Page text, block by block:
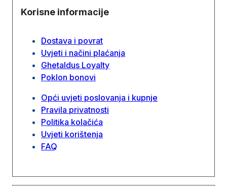
Korisne informacije
Dostava i povrat
Uvjeti i načini plaćanja
Ghetaldus Loyalty
Poklon bonovi
Opći uvjeti poslovanja i kupnje
Pravila privatnosti
Politika kolačića
Uvjeti korištenja
FAQ